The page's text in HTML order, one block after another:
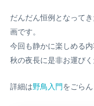
だんだん恒例となって
画です。
今回も静かに楽しめる内
秋の夜長に是非お運びく
詳細は野鳥入門をごらん